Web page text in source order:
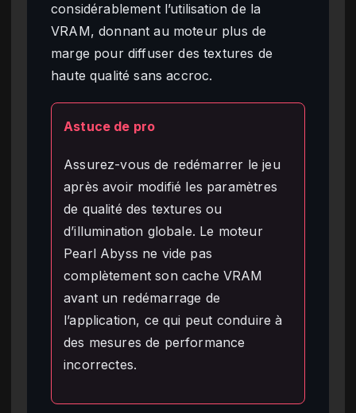
considérablement l’utilisation de la
VRAM, donnant au moteur plus de
marge pour diffuser des textures de
haute qualité sans accroc.
Astuce de pro
Assurez-vous de redémarrer le jeu
après avoir modifié les paramètres
de qualité des textures ou
d’illumination globale. Le moteur
Pearl Abyss ne vide pas
complètement son cache VRAM
avant un redémarrage de
l’application, ce qui peut conduire à
des mesures de performance
incorrectes.